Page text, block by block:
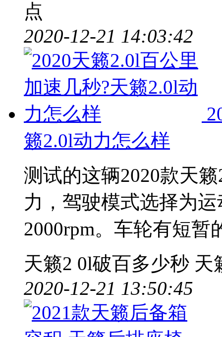
点
2020-12-21 14:03:42
籁2.0l动力怎么样
测试的这辆2020款天
力，驾驶模式选择为
2000rpm。车轮有短暂
天籁2 0l破百多少秒 天
2020-12-21 13:50:45